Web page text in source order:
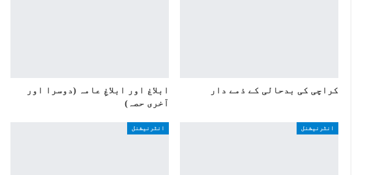
کراچی کی بدحالی کے ذمے دار
ابلاغ اور ابلاغِ عامہ (دوسرا اور
آخری حصہ)
انٹرنیشنل انٹرنیشنل